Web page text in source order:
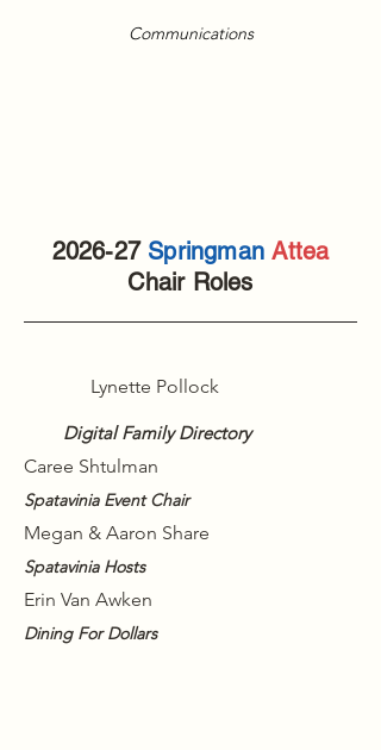
Communications
2026-27 Springman Attea
Chair Roles
Lynette Pollock
Digital Family Directory
Caree Shtulman
Spatavinia Event Chair
Megan & Aaron Share
Spatavinia Hosts
Erin Van Awken
Dining For Dollars